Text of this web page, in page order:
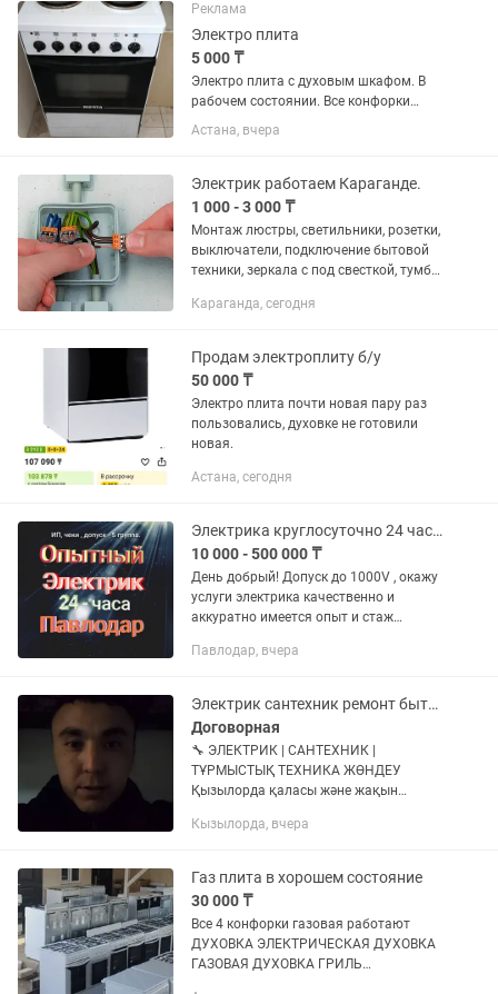
Реклама
Электро плита
5 000 ₸
Электро плита с духовым шкафом. В
рабочем состоянии. Все конфорки
работают розетка 220.
Астана, вчера
Электрик работаем Караганде.
1 000 - 3 000 ₸
Монтаж люстры, светильники, розетки,
выключатели, подключение бытовой
техники, зеркала с под свесткой, тумбы,
вытяжки, розетки и т.д. -Перенос
Караганда, сегодня
Продам электроплиту б/у
50 000 ₸
Электро плита почти новая пару раз
пользовались, духовке не готовили
новая.
Астана, сегодня
Электрика круглосуточно 24 часа. Аварийный вызов. Электромонтаж под ключ.
10 000 - 500 000 ₸
День добрый! Допуск до 1000V , окажу
услуги электрика качественно и
аккуратно имеется опыт и стаж
и частным домам по выявлению и
Павлодар, вчера
Электрик сантехник ремонт бытавые техники хабарласыңыздар
Договорная
🔧 ЭЛЕКТРИК | САНТЕХНИК |
ТҰРМЫСТЫҚ ТЕХНИКА ЖӨНДЕУ
Қызылорда қаласы және жақын
көрсетемін! ⚡ Электрик жұмыстары
тарту, автомат ауыстыру Қысқа...
Кызылорда, вчера
Газ плита в хорошем состояние
30 000 ₸
Все 4 конфорки газовая работают
ДУХОВКА ЭЛЕКТРИЧЕСКАЯ ДУХОВКА
ГАЗОВАЯ ДУХОВКА ГРИЛЬ